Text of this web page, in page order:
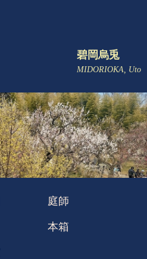
碧岡烏兎
MIDORIOKA, Uto
庭師
本箱